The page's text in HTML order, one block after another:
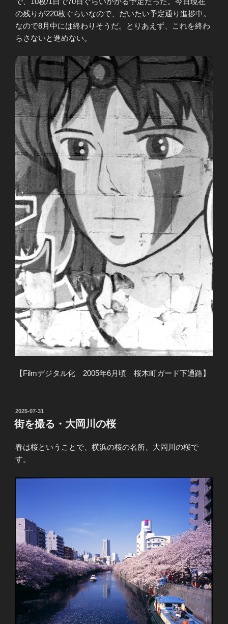
の残りが220枚ぐらいなので、だいたい予定通り進捗中。
なので8月中には終わりそうだ。とりあえず、これを終わ
らさないと進めない。
【Filmデジタル化 2005年6月頃 桜木町ガード下通路】
投
稿
日:
2025-07-31
街を撮る・大岡川の桜
春は桜ということで、横浜の桜の名所、大岡川の桜で
す。